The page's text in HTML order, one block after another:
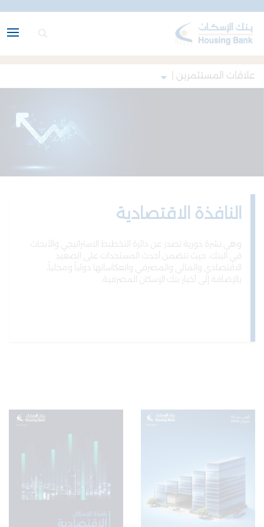
علاقات المستثمرين |
النافذة الاقتصادية
وهي نشرة دورية تصدر عن دائرة التخطيط الاستراتيجي والأبحاث
في البنك، حيث تتضمن أحدث المستجدات على الصعيد
الاقتصادي والمالي والمصرفي وانعكاساتها دولياً ومحلياً،
بالإضافة إلى أخبار بنك الإسكان المصرفية.